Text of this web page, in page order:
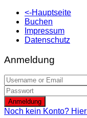
<-Hauptseite
Buchen
Impressum
Datenschutz
Anmeldung
Anmeldung
Noch kein Konto?